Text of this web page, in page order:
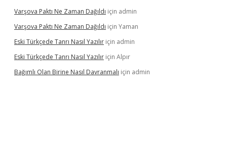
Varşova Paktı Ne Zaman Dağıldı için admin
Varşova Paktı Ne Zaman Dağıldı için Yaman
Eski Türkçede Tanrı Nasıl Yazılır için admin
Eski Türkçede Tanrı Nasıl Yazılır için Alpır
Bağımlı Olan Birine Nasıl Davranmalı için admin